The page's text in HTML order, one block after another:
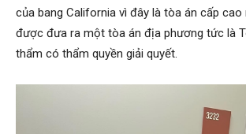
của bang California vì đây là tòa án cấp cao
được đưa ra một tòa án địa phương tức là
thẩm có thẩm quyền giải quyết.